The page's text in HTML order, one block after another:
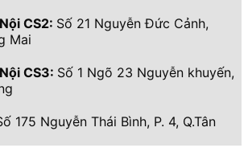
CS2: Số 21 Nguyễn Đức Cảnh,
Mai
CS3: Số 1 Ngõ 23 Nguyễn khuyến,
175 Nguyễn Thái Bình, P. 4, Q.Tân